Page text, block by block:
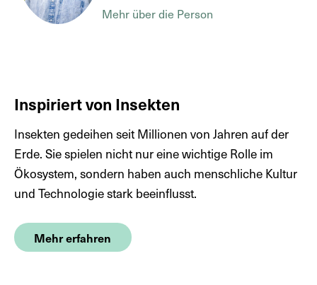
Mehr über die Person
Inspiriert von Insekten
Insekten gedeihen seit Millionen von Jahren auf der
Erde. Sie spielen nicht nur eine wichtige Rolle im
Ökosystem, sondern haben auch menschliche Kultur
und Technologie stark beeinflusst.
Mehr erfahren